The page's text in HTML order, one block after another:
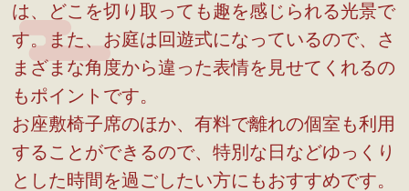
は、どこを切り取っても趣を感じられる光景で
す。また、お庭は回遊式になっているので、さ
まざまな角度から違った表情を見せてくれるの
もポイントです。
お座敷椅子席のほか、有料で離れの個室も利用
することができるので、特別な日などゆっくり
とした時間を過ごしたい方にもおすすめです。